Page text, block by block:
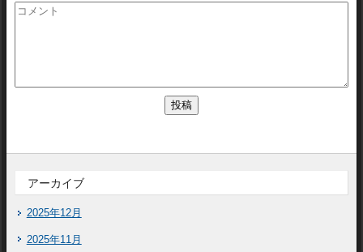
アーカイブ
2025年12月
2025年11月